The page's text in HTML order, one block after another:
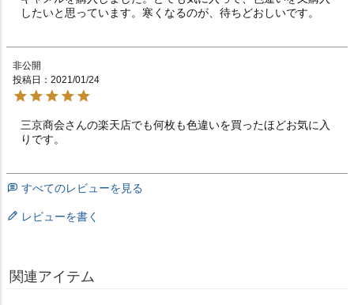
したいと思っています。寒くなるのが、待ちどおしいです。
非公開
投稿日
2021/01/24
三京商会さんの楽天店でも何枚も色違いを買ったほどお気に入
りです。
すべてのレビューを見る
レビューを書く
関連アイテム